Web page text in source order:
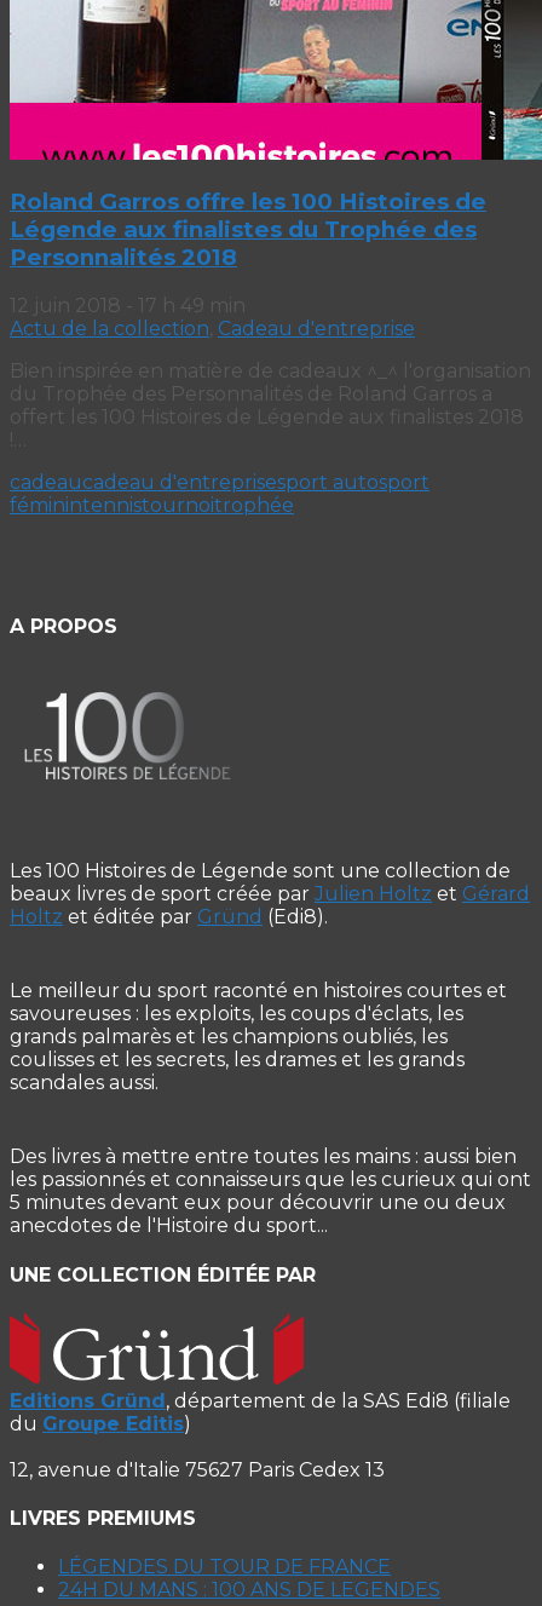
Roland Garros offre les 100 Histoires de
Légende aux finalistes du Trophée des
Personnalités 2018
12 juin 2018 - 17 h 49 min
Actu de la collection Cadeau d'entreprise
Bien inspirée en matière de cadeaux ^_^ l'organisation
du Trophée des Personnalités de Roland Garros a
offert les 100 Histoires de Légende aux finalistes 2018
!…
cadeaucadeau d'entreprisesport autosport
féminintennistournoitrophée
A PROPOS
Les 100 Histoires de Légende sont une collection de
beaux livres de sport créée par Julien Holtz et Gérard
Holtz et éditée par Gründ (Edi8).
Le meilleur du sport raconté en histoires courtes et
savoureuses : les exploits, les coups d'éclats, les
grands palmarès et les champions oubliés, les
coulisses et les secrets, les drames et les grands
scandales aussi.
Des livres à mettre entre toutes les mains : aussi bien
les passionnés et connaisseurs que les curieux qui ont
5 minutes devant eux pour découvrir une ou deux
anecdotes de l'Histoire du sport...
UNE COLLECTION ÉDITÉE PAR
Editions Gründ, département de la SAS Edi8 (filiale
du Groupe Editis)
12, avenue d'Italie 75627 Paris Cedex 13
LIVRES PREMIUMS
LÉGENDES DU TOUR DE FRANCE
24H DU MANS : 100 ANS DE LEGENDES